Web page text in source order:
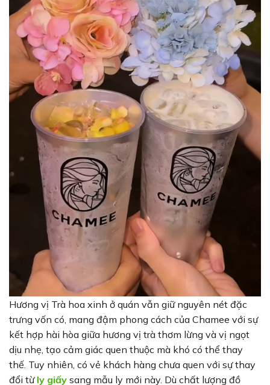
Hương vị Trà hoa xinh ở quán vẫn giữ nguyên nét đặc
trưng vốn có, mang đậm phong cách của Chamee với sự
kết hợp hài hòa giữa hương vị trà thơm lừng và vị ngọt
dịu nhẹ, tạo cảm giác quen thuộc mà khó có thể thay
thế. Tuy nhiên, có vẻ khách hàng chưa quen với sự thay
đổi từ ly giấy sang mẫu ly mới này. Dù chất lượng đồ